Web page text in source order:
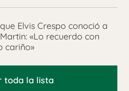
Elvis Crespo conoció a
«Lo recuerdo con
cariño»
toda la lista